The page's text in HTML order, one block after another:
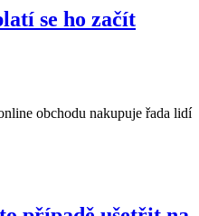
se ho začít
obchodu nakupuje řada lidí